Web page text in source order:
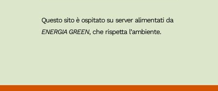
Questo sito è ospitato su server alimentati da
ENERGIA GREEN, che rispetta l’ambiente.